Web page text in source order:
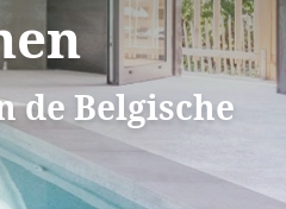
de Belgische